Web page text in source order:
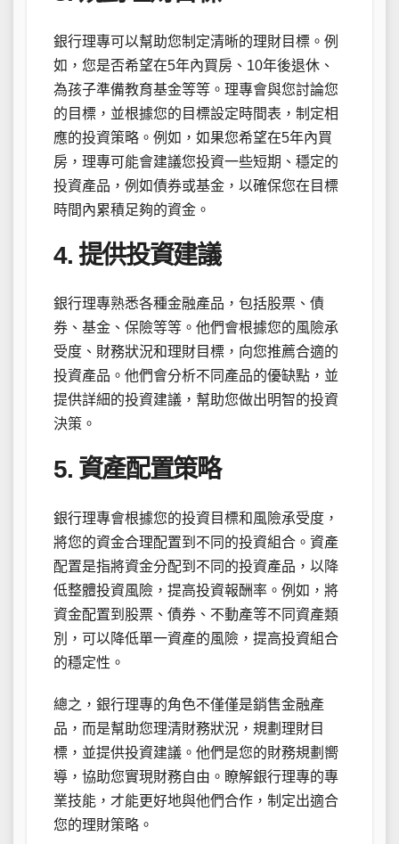
銀行理專可以幫助您制定清晰的理財目標。例
如，您是否希望在5年內買房、10年後退休、
為孩子準備教育基金等等。理專會與您討論您
的目標，並根據您的目標設定時間表，制定相
應的投資策略。例如，如果您希望在5年內買
房，理專可能會建議您投資一些短期、穩定的
投資產品，例如債券或基金，以確保您在目標
時間內累積足夠的資金。
4. 提供投資建議
銀行理專熟悉各種金融產品，包括股票、債
券、基金、保險等等。他們會根據您的風險承
受度、財務狀況和理財目標，向您推薦合適的
投資產品。他們會分析不同產品的優缺點，並
提供詳細的投資建議，幫助您做出明智的投資
決策。
5. 資產配置策略
銀行理專會根據您的投資目標和風險承受度，
將您的資金合理配置到不同的投資組合。資產
配置是指將資金分配到不同的投資產品，以降
低整體投資風險，提高投資報酬率。例如，將
資金配置到股票、債券、不動產等不同資產類
別，可以降低單一資產的風險，提高投資組合
的穩定性。
總之，銀行理專的角色不僅僅是銷售金融產
品，而是幫助您理清財務狀況，規劃理財目
標，並提供投資建議。他們是您的財務規劃嚮
導，協助您實現財務自由。瞭解銀行理專的專
業技能，才能更好地與他們合作，制定出適合
您的理財策略。